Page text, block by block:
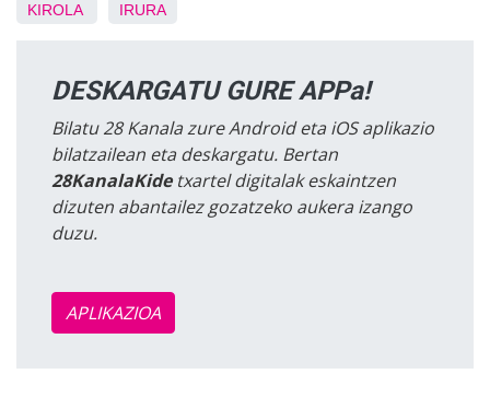
KIROLA IRURA
DESKARGATU GURE APPa!
Bilatu 28 Kanala zure Android eta iOS aplikazio
bilatzailean eta deskargatu. Bertan
28KanalaKidetxartel digitalak eskaintzen
dizuten abantailez gozatzeko aukera izango
duzu.
APLIKAZIOA